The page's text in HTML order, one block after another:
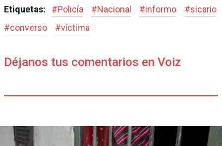
Etiquetas: #Policía #Nacional #informo #sicario
#converso #víctima
Déjanos tus comentarios en Voiz